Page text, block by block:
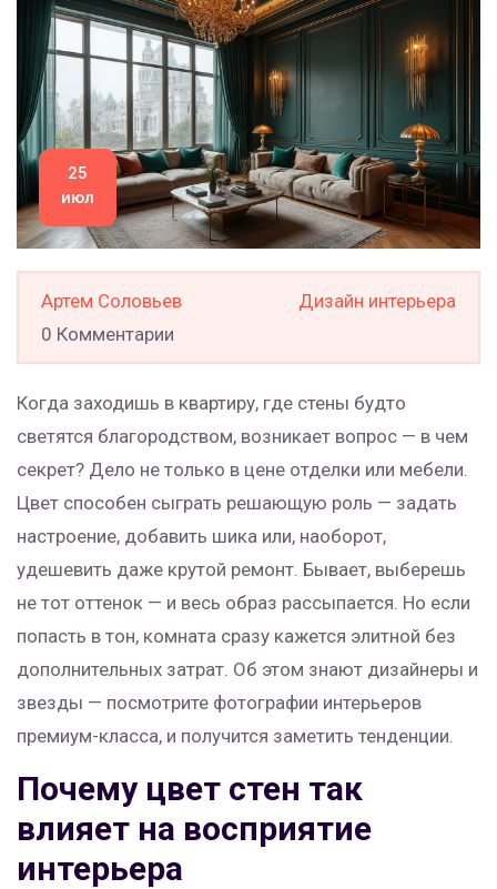
25
июл
Артем Соловьев
Дизайн интерьера
0 Комментарии
Когда заходишь в квартиру, где стены будто
светятся благородством, возникает вопрос — в чем
секрет? Дело не только в цене отделки или мебели.
Цвет способен сыграть решающую роль — задать
настроение, добавить шика или, наоборот,
удешевить даже крутой ремонт. Бывает, выберешь
не тот оттенок — и весь образ рассыпается. Но если
попасть в тон, комната сразу кажется элитной без
дополнительных затрат. Об этом знают дизайнеры и
звезды — посмотрите фотографии интерьеров
премиум-класса, и получится заметить тенденции.
Почему цвет стен так
влияет на восприятие
интерьера